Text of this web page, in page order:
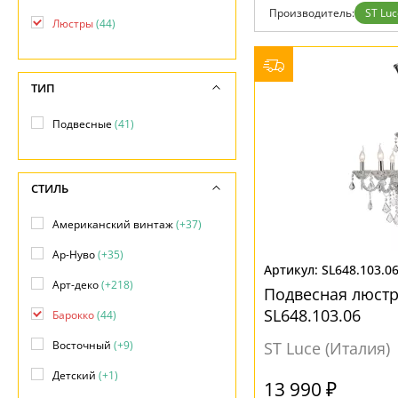
Доставка и оплата
Гарантия
Возврат
Установка
Бренды
Контакты
Хай
Производитель: ST
SL648.103.06
Подвесная
SL648.103.06
ST Luce (Италия)
13 990 ₽
Люстры(44)
ТИП
Подвесные(41)
СТИЛЬ
Американский винтаж(+37)
Ар-Нуво(+35)
Арт-деко(+218)
Барокко(44)
Восточный (+9)
Детский (+1)